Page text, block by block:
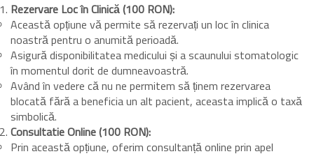
Rezervare Loc în Clinică (100 RON):
Această opțiune vă permite să rezervați un loc în clinica
noastră pentru o anumită perioadă.
Asigură disponibilitatea medicului și a scaunului stomatologic
în momentul dorit de dumneavoastră.
Având în vedere că nu ne permitem să ținem rezervarea
blocată fără a beneficia un alt pacient, aceasta implică o taxă
simbolică.
Consultatie Online (100 RON):
Prin această opțiune, oferim consultanță online prin apel